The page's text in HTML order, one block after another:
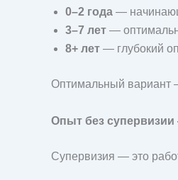
0–2 года —
3–7 лет —
8+ лет — глубокий
Оптимальный вариант
Опыт без
Супервизия — это